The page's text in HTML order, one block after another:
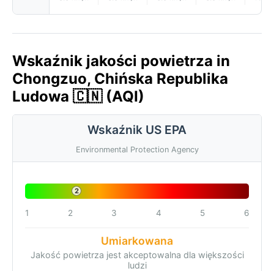
Wskaźnik jakości powietrza in
Chongzuo, Chińska Republika
Ludowa 🇨🇳 (AQI)
Wskaźnik US EPA
Environmental Protection Agency
2
1 2 3 4 5 6
Umiarkowana
Jakość powietrza jest akceptowalna dla większości
ludzi